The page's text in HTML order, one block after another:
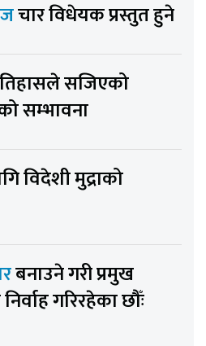
चार विधेयक प्रस्तुत हुने
सजिएको
सम्भावना
विदेशी मुद्राको
बनाउने गरी प्रमुख
गरिरहेका छौँः